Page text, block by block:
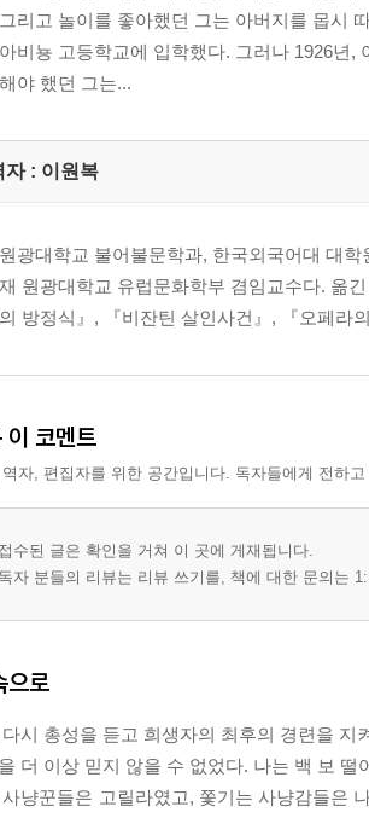
그리고 놀이를 좋아했던 그는 아버지를 몹시
아비뇽 고등학교에 입학했다. 그러나 1926년
해야 했던 그는...
자 : 이원복
원광대학교 불어불문학과, 한국외국어대 대
재 원광대학교 유럽문화학부 겸임교수다. 옮
의 방정식』, 『비잔틴 살인사건』, 『오페라
이 코멘트
자, 편집자를 위한 공간입니다. 독자들에게 전하
접수된 글은 확인을 거쳐 이 곳에 게재됩니다.
독자 분들의 리뷰는 리뷰 쓰기를, 책에 대한 문의는
으로
시 총성을 듣고 희생자의 최후의 경련을
더 이상 믿지 않을 수 없었다. 나는 백 보
냥꾼들은 고릴라였고, 쫓기는 사냥감들은